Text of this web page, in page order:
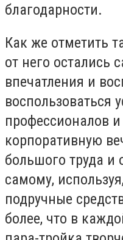
благодарности.
Как же отметить
от него остались
впечатления и
воспользоваться
профессионалов и
корпоративную
большого труда и
самому,
подручные
более, что в